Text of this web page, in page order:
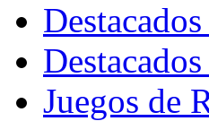
Juegos de